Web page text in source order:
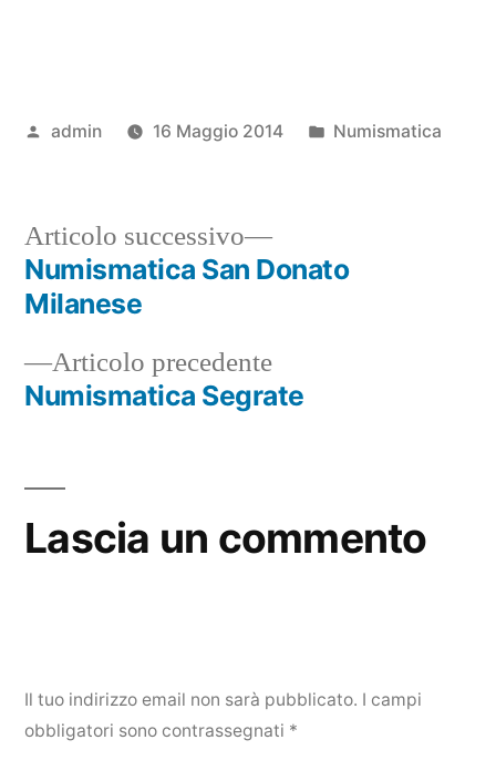
Pubblicato
admin 16 Maggio 2014
Pubblicato
Numismatica
Navigazione
articoli
Articolo precedenteArticolo
precedente:
Numismatica Segrate
Articolo successivo
Articolo
successivo:
Numismatica San Donato
Milanese
Lascia un commento
Il tuo indirizzo email non sarà pubblicato. I campi
obbligatori sono contrassegnati *